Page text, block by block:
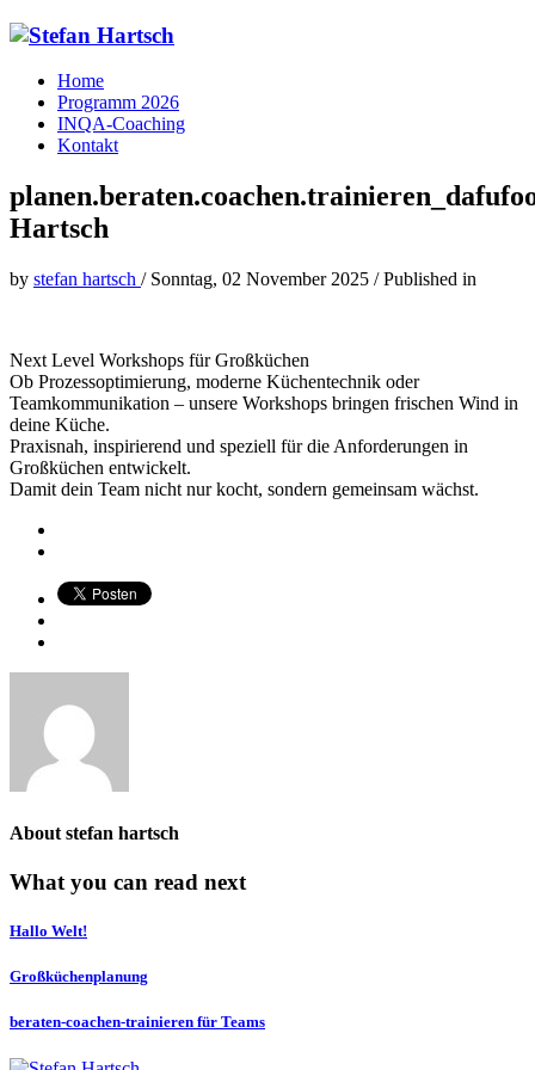
Home
Programm 2026
INQA-Coaching
Kontakt
Hartsch
by stefan hartsch / Sonntag, 02 November 2025 /Published in
Next Level Workshops für Großküchen
Ob Prozessoptimierung, moderne Küchentechnik oder
Teamkommunikation – unsere Workshops bringen frischen Wind in
deine Küche.
Praxisnah, inspirierend und speziell für die Anforderungen in
Großküchen entwickelt.
Damit dein Team nicht nur kocht, sondern gemeinsam wächst.
About stefan hartsch
What you can read next
Hallo Welt!
Großküchenplanung
beraten-coachen-trainieren für Teams